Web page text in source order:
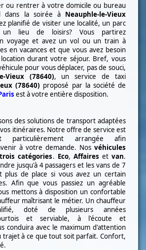
ou rentrer à votre domicile ou bureau
la soirée à Neauphle-le-Vieux
planifié de visiter une localité, un parc
lieu de loisirs? Vous partirez
voyage et avez un vol ou un train à
en vacances et que vous avez besoin
durant votre séjour. Bref, vous
pour vous déplacer, pas de souci,
Vieux (78640), un service de taxi
(78640) proposé par la société de
est à votre entière disposition.
des solutions de transport adaptées
itinéraires. Notre offre de service est
particulièrement arrangée afin
à votre demande. Nos véhicules
catégories. Eco, Affaires et van.
jusqu'à 4 passagers et les vans de 7
plus de place si vous avez un certain
Afin que vous passiez un agréable
mettons à disposition un confortable
maîtrisant le métier. Un chauffeur
doté de plusieurs années
et serviable, à l'écoute et
conduira avec le maximum d'attention
trajet à ce que tout soit parfait. Confort,